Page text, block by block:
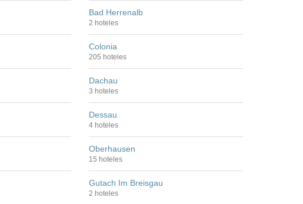
Bad Herrenalb
2 hoteles
Colonia
205 hoteles
Dachau
3 hoteles
Dessau
4 hoteles
Oberhausen
15 hoteles
Gutach Im Breisgau
2 hoteles